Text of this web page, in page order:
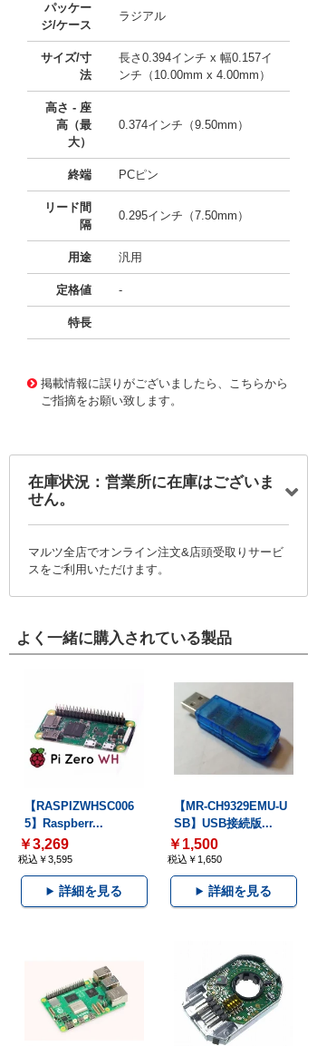
パッケー
ジ/ケース
ラジアル
サイズ/寸
法
長さ0.394インチ x 幅0.157イ
ンチ（10.00mm x 4.00mm）
高さ - 座
高（最
大）
0.374インチ（9.50mm）
終端 PCピン
リード間
隔
0.295インチ（7.50mm）
用途 汎用
定格値 -
特長
掲載情報に誤りがございましたら、こちらから
ご指摘をお願い致します。
在庫状況：営業所に在庫はございま
せん。
マルツ全店でオンライン注文&店頭受取りサービ
スをご利用いただけます。
よく一緒に購入されている製品
【RASPIZWHSC006
5】Raspberr...
￥3,269
税込￥3,595
詳細を見る
【MR-CH9329EMU-U
SB】USB接続版...
￥1,500
税込￥1,650
詳細を見る